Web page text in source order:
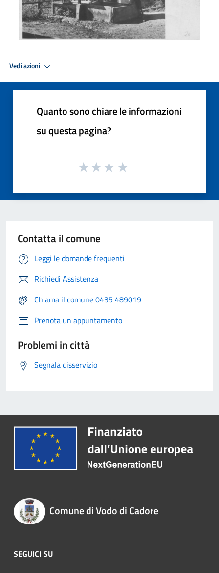
Vedi azioni
Quanto sono chiare le informazioni
su questa pagina?
Contatta il comune
Leggi le domande frequenti
Richiedi Assistenza
Chiama il comune 0435 489019
Prenota un appuntamento
Problemi in città
Segnala disservizio
Comune di Vodo di Cadore
SEGUICI SU